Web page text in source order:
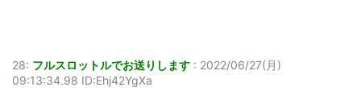
28: フルスロットルでお送りします : 2022/06/27(月)
09:13:34.98 ID:Ehj42YgXa